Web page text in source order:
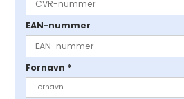
EAN-nummer
Fornavn *